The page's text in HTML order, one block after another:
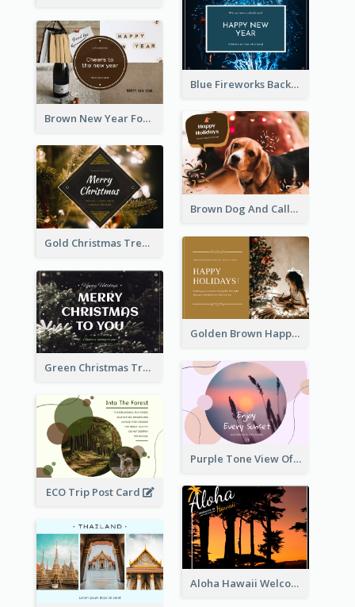
Blue Fireworks Background New Year Postcard
Brown New Year Four Photo Grids Postcard
Brown Dog And Callout Christmas Postcard
Gold Christmas Tree photo Holiday Celebration Post Card
Golden Brown Happy Holidays For Christmas Post Card
Green Christmas Tree Photo Post Card
Purple Tone View Of Sunset Post Card
ECO Trip Post Card
Aloha Hawaii Welcome Postcard